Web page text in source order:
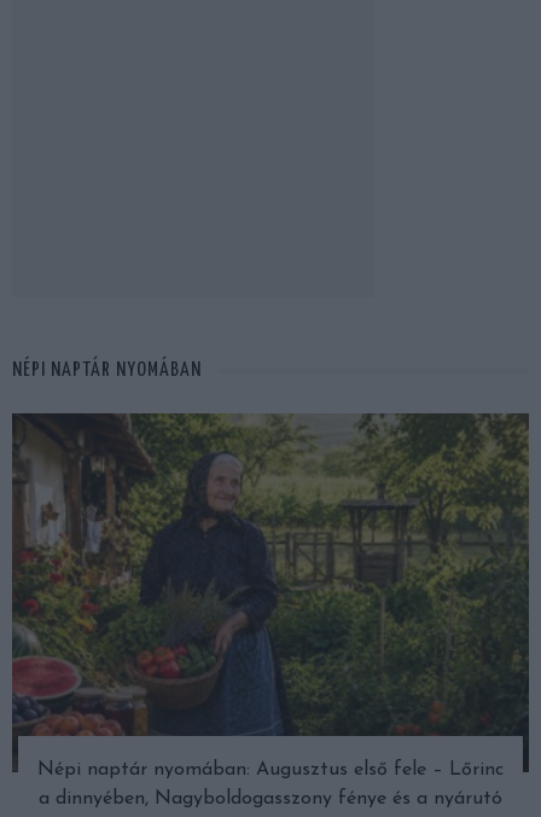
NÉPI NAPTÁR NYOMÁBAN
Népi naptár nyomában: Augusztus első fele – Lőrinc
a dinnyében, Nagyboldogasszony fénye és a nyárutó